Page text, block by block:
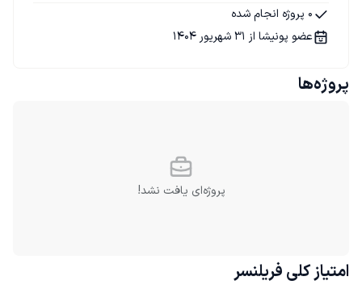
0 پروژه انجام شده
عضو پونیشا از 31 شهریور 1404
پروژه‌ها
پروژه‌ای یافت نشد!
امتیاز کلی فریلنسر